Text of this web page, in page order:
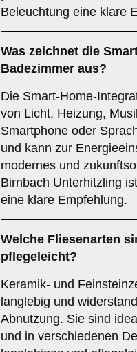
Beleuchtung eine klare
Was zeichnet die
Badezimmer aus?
Die Smart-Home-
von Licht, Heizung,
Smartphone oder
und kann zur
modernes und
Birnbach Unterhitzling
eine klare Empfehlung.
Welche Fliesenarten
pflegeleicht?
Keramik- und
langlebig und
Abnutzung. Sie sind
und in verschiedenen